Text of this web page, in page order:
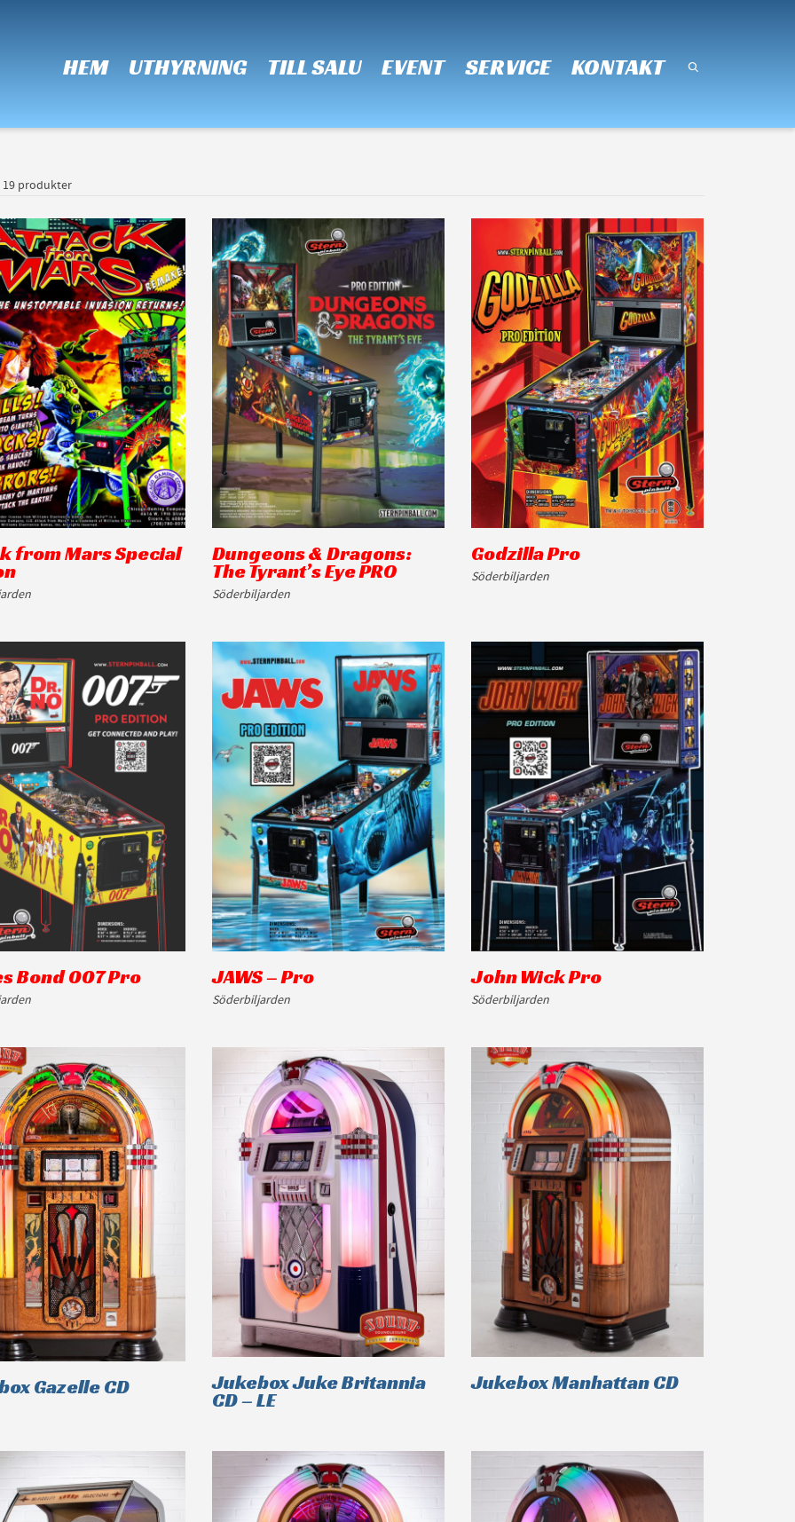
HEM UTHYRNING TILL SALU EVENT SERVICE KONTAKT
19 produkter
from Mars Special Dungeons & Dragons:
The Tyrant’s Eye PRO
Söderbiljarden
Godzilla Pro
Söderbiljarden
Bond 007 Pro JAWS – Pro
Söderbiljarden
John Wick Pro
Söderbiljarden
Gazelle CD Jukebox Juke Britannia
CD – LE
Jukebox Manhattan CD